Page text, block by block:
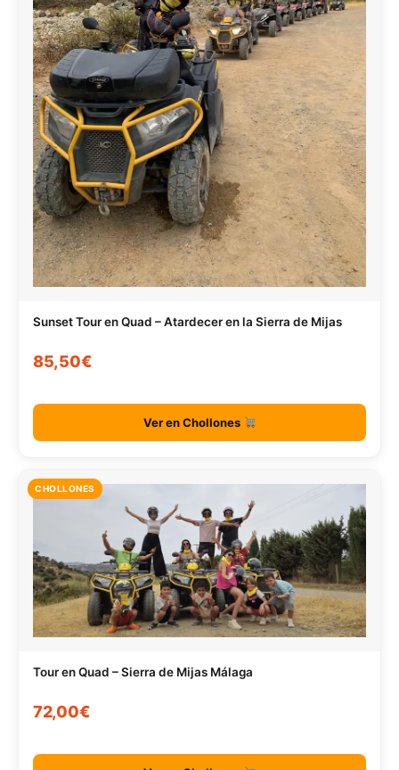
Sunset Tour en Quad – Atardecer en la Sierra de Mijas
85,50€
Ver en Chollones
CHOLLONES
Tour en Quad – Sierra de Mijas Málaga
72,00€